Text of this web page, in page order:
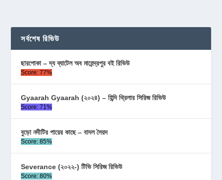
সর্বশেষ রিভিউ
ছারপোকা – দ্য ব্যাটেল অব মাহেন্দ্রপুর বই রিভিউ
Score: 77%
Gyaarah Gyaarah (২০২৪) – হিন্দি থ্রিলার সিরিজ রিভিউ
Score: 71%
বুড়ো নদীটির পায়ের কাছে – বাদল সৈয়দ
Score: 85%
Severance (২০২২-) টিভি সিরিজ রিভিউ
Score: 80%